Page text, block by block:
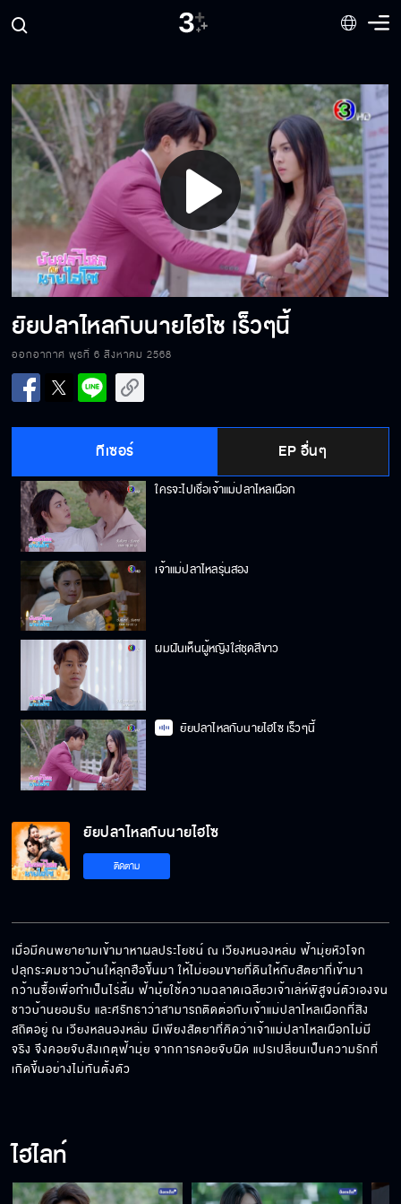
Play
Video
ยัยปลาไหลกับนายไฮโซ เร็วๆนี้
ออกอากาศ พุธที่ 6 สิงหาคม 2568
ทีเซอร์ EP อื่นๆ
ทำทุกอย่างเพื่อผลประโยชน์ตัวเอง
ใจดีแบบนี้ เราจะซวยกันหมด
มาหาหลักฐานแต่โดนจุมพิตของเจ้าแม่ปลาไหล
พลังของเจ้าแม่ปลาไหล
โดนต่อต้าน เดี๋ยวก็ล้มเลิกเอง
ใครจะไปเชื่อเจ้าแม่ปลาไหลเผือก
เจ้าแม่ปลาไหลรุ่นสอง
ผมฝันเห็นผู้หญิงใส่ชุดสีขาว
ยัยปลาไหลกับนายไฮโซ เร็วๆนี้
ยัยปลาไหลกับนายไฮโซ
ติดตาม
เมื่อมีคนพยายามเข้ามาหาผลประโยชน์ ณ เวียงหนองหล่ม ฟ้ามุ่ยหัวโจก
ปลุกระดมชาวบ้านให้ลุกฮือขึ้นมา ให้ไม่ยอมขายที่ดินให้กับสัตยาที่เข้ามา
กว้านซื้อเพื่อทำเป็นไร่ส้ม ฟ้ามุ้ยใช้ความฉลาดเฉลียวเจ้าเล่ห์พิสูจน์ตัวเองจน
ชาวบ้านยอมรับ และศรัทธาว่าสามารถติดต่อกับเจ้าแม่ปลาไหลเผือกที่สิง
สถิตอยู่ ณ เวียงหลนองหล่ม มีเพียงสัตยาที่คิดว่าเจ้าแม่ปลาไหลเผือกไม่มี
จริง จึงคอยจับสังเกตุฟ้ามุ่ย จากการคอยจับผิด แปรเปลี่ยนเป็นความรักที่
เกิดขึ้นอย่างไม่ทันตั้งตัว
ไฮไลท์